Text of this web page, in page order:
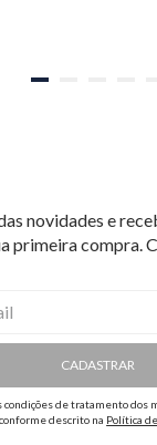
novidades e
primeira compra.
CADASTRAR
condições de tratamento dos
descrito na Política